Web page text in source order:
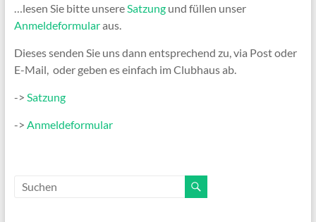
…lesen Sie bitte unsereSatzungund füllen unser
Anmeldeformularaus.
Dieses senden Sie uns dann entsprechend zu, via Post oder
E-Mail, oder geben es einfach im Clubhaus ab.
-> Satzung
-> Anmeldeformular